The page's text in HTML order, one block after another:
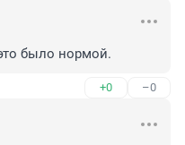
было нормой.
+0 –0